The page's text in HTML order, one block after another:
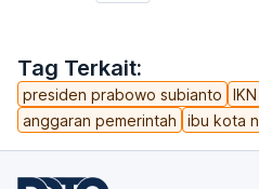
Tag Terkait:
presiden prabowo subianto IKN
anggaran pemerintah
ibu kota